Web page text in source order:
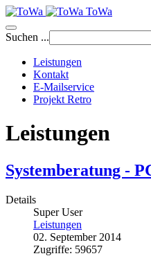
ToWa
Suchen ...
Leistungen
Kontakt
E-Mailservice
Projekt Retro
Leistungen
Systemberatung -
Details
Super User
Leistungen
02. September 2014
Zugriffe: 59657